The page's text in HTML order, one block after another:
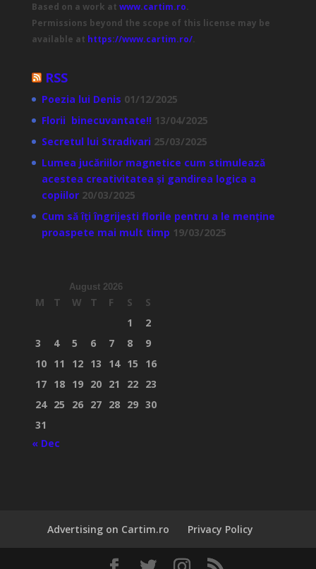
Based on a work at www.cartim.ro.
Permissions beyond the scope of this license may be
available at https://www.cartim.ro/.
RSS
Poezia lui Denis 01/12/2025
Florii binecuvantate!! 13/04/2025
Secretul lui Stradivari 25/03/2025
Lumea jucăriilor magnetice cum stimulează
acestea creativitatea și gandirea logica a
copiilor 20/03/2025
Cum să îți îngrijești florile pentru a le menține
proaspete mai mult timp 19/03/2025
August 2026
M T W T F S
S
1
2
3
4 5 6 7 8
9
10 11 12 13 14 15
16
17 18 19 20 21 22 23
24 25 26 27 28 29 30
31
« Dec
Advertising on Cartim.ro Privacy Policy